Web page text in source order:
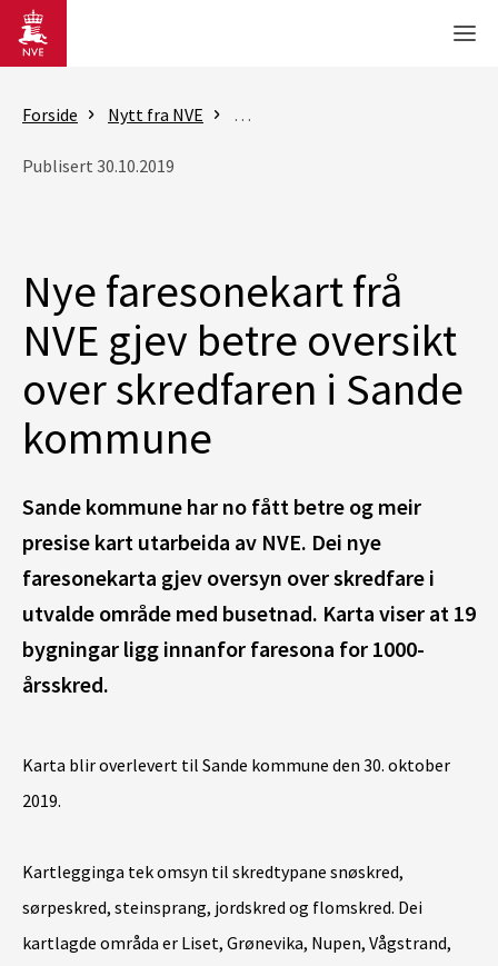
Gå til hovedinnhold
Forside Nytt fra NVE Nyheter - skred og vassdrag
Publisert 30.10.2019
Nye faresonekart frå
NVE gjev betre oversikt
over skredfaren i Sande
kommune
Sande kommune har no fått betre og meir
presise kart utarbeida av NVE. Dei nye
faresonekarta gjev oversyn over skredfare i
utvalde område med busetnad. Karta viser at 19
bygningar ligg innanfor faresona for 1000-
årsskred.
Karta blir overlevert til Sande kommune den 30. oktober
2019.
Kartlegginga tek omsyn til skredtypane snøskred,
sørpeskred, steinsprang, jordskred og flomskred. Dei
kartlagde områda er Liset, Grønevika, Nupen, Vågstrand,